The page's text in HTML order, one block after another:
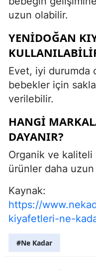
uzun olabilir.
YENIDOĞAN
Evet, iyi durumda
bebekler için
verilebilir.
HANGI
DAYANIR?
Organik ve kaliteli
ürünler daha
Kaynak:
https://
kiyafetleri-ne-
#Ne Kadar